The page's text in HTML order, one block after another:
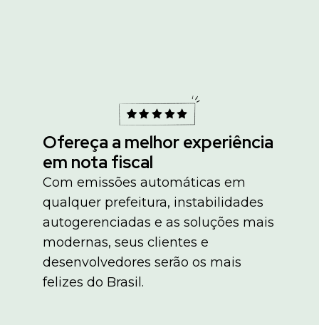
Ofereça a melhor experiência
em nota fiscal
Com emissões automáticas em
qualquer prefeitura, instabilidades
autogerenciadas e as soluções mais
modernas, seus clientes e
desenvolvedores serão os mais
felizes do Brasil.